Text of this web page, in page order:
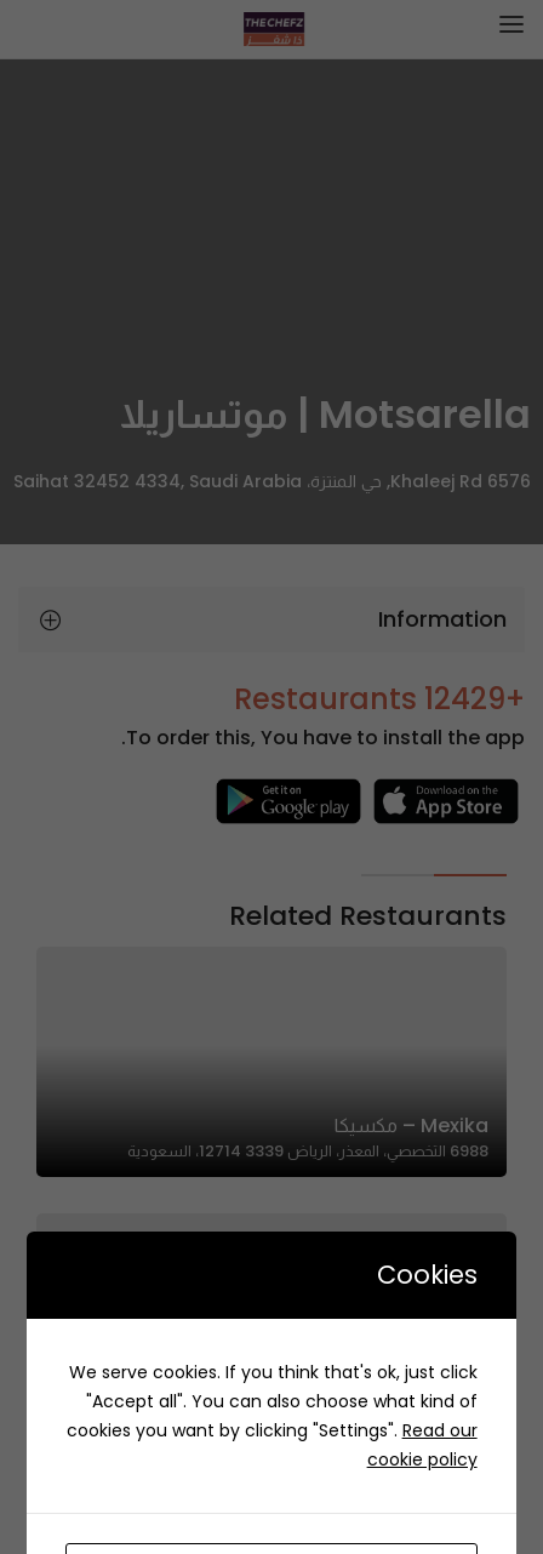
Motsarella | موتساريلا
6576 Khaleej Rd, حي المنتزة، Saihat 32452 4334, Saudi Arabia
Information
+12429 Restaurants
To order this, You have to install the app.
Related Restaurants
Mexika – مكسيكا
6988 التخصصي، المعذر، الرياض 12714 3339، السعودية
Let’s Blac | ليتس بلك
لبن، هجرة لبن،، JJJ2+386، هجرة لبن، الرياض 12936، السعودية
Cookies
We serve cookies. If you think that's ok, just click
"Accept all". You can also choose what kind of
cookies you want by clicking "Settings". Read our
cookie policy